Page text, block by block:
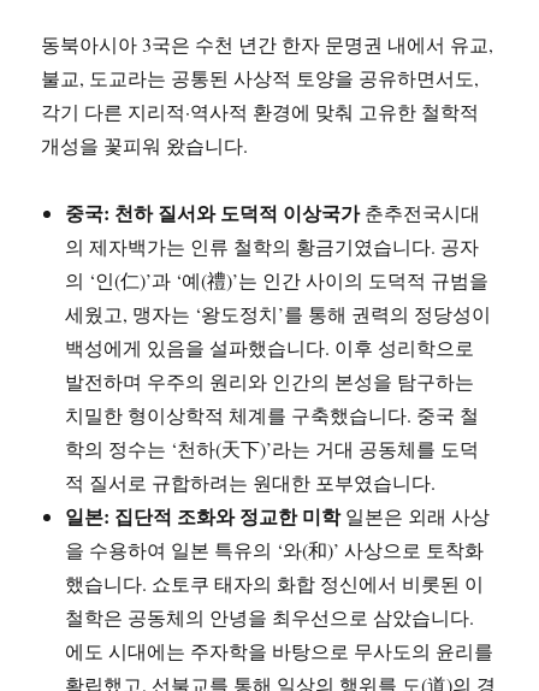
동북아시아 3국은 수천 년간 한자 문명권 내에서 유교,
불교, 도교라는 공통된 사상적 토양을 공유하면서도,
각기 다른 지리적·역사적 환경에 맞춰 고유한 철학적
개성을 꽃피워 왔습니다.
중국: 천하 질서와 도덕적 이상국가춘추전국시대
의 제자백가는 인류 철학의 황금기였습니다. 공자
의 ‘인(仁)’과 ‘예(禮)’는 인간 사이의 도덕적 규범을
세웠고, 맹자는 ‘왕도정치’를 통해 권력의 정당성이
백성에게 있음을 설파했습니다. 이후 성리학으로
발전하며 우주의 원리와 인간의 본성을 탐구하는
치밀한 형이상학적 체계를 구축했습니다. 중국 철
학의 정수는 ‘천하(天下)’라는 거대 공동체를 도덕
적 질서로 규합하려는 원대한 포부였습니다.
일본: 집단적 조화와 정교한 미학일본은 외래 사상
을 수용하여 일본 특유의 ‘와(和)’ 사상으로 토착화
했습니다. 쇼토쿠 태자의 화합 정신에서 비롯된 이
철학은 공동체의 안녕을 최우선으로 삼았습니다.
에도 시대에는 주자학을 바탕으로 무사도의 윤리를
확립했고, 선불교를 통해 일상의 행위를 도(道)의 경